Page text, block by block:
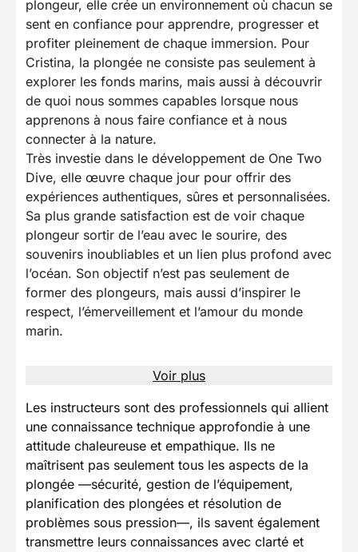
plongeur, elle crée un environnement où chacun se
sent en confiance pour apprendre, progresser et
profiter pleinement de chaque immersion. Pour
Cristina, la plongée ne consiste pas seulement à
explorer les fonds marins, mais aussi à découvrir
de quoi nous sommes capables lorsque nous
apprenons à nous faire confiance et à nous
connecter à la nature.
Très investie dans le développement de One Two
Dive, elle œuvre chaque jour pour offrir des
expériences authentiques, sûres et personnalisées.
Sa plus grande satisfaction est de voir chaque
plongeur sortir de l’eau avec le sourire, des
souvenirs inoubliables et un lien plus profond avec
l’océan. Son objectif n’est pas seulement de
former des plongeurs, mais aussi d’inspirer le
respect, l’émerveillement et l’amour du monde
marin.
Voir plus
Les instructeurs sont des professionnels qui allient
une connaissance technique approfondie à une
attitude chaleureuse et empathique. Ils ne
maîtrisent pas seulement tous les aspects de la
plongée —sécurité, gestion de l’équipement,
planification des plongées et résolution de
problèmes sous pression—, ils savent également
transmettre leurs connaissances avec clarté et